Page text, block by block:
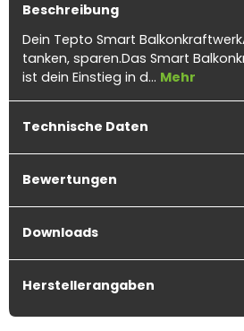
Beschreibung
Dein Tepto Smart
tanken, sparen.Das Smart
ist dein Einstieg in d… Mehr
Technische Daten
Bewertungen
Downloads
Herstellerangaben